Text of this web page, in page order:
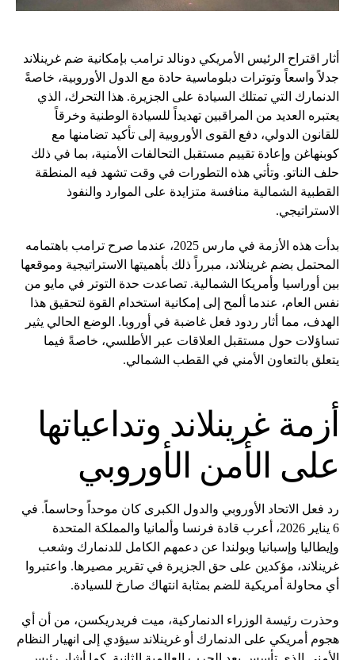
أثار اقتراح الرئيس الأمريكي دونالد ترامب بإمكانية ضم غرينلاند
جدلاً واسعاً وتوترات دبلوماسية حادة مع الدول الأوروبية، خاصةً
الدنمارك التي تمتلك السيادة على الجزيرة. هذا التحرك، الذي
يعتبره العديد من المراقبين تهديداً للسيادة الوطنية وخرقاً
للقانون الدولي، دفع القوى الأوروبية إلى تأكيد تضامنها مع
كوبنهاغن وإعادة تقييم مستقبل التحالفات الأمنية، بما في ذلك
حلف الناتو. وتأتي هذه التطورات في وقت تشهد فيه المنطقة
القطبية الشمالية منافسة متزايدة على الموارد والنفوذ
الاستراتيجي.
بدأت هذه الأزمة في مارس 2025، عندما صرح ترامب باهتمامه
المحتمل بضم غرينلاند، مبرراً ذلك بأهميتها الاستراتيجية وموقعها
بين أوراسيا وأمريكا الشمالية. تصاعدت حدة التوتر في مايو من
نفس العام، عندما ألمح إلى إمكانية استخدام القوة لتحقيق هذا
الهدف، مما أثار ردود فعل غاضبة في أوروبا. الوضع الحالي يثير
تساؤلات حول مستقبل العلاقات عبر الأطلسي، خاصةً فيما
يتعلق بالتعاون الأمني في القطب الشمالي.
أزمة غرينلاند وتداعياتها
على الأمن الأوروبي
رد فعل الاتحاد الأوروبي والدول الكبرى كان موحداً وحاسماً. في
6 يناير 2026، أعرب قادة فرنسا وألمانيا والمملكة المتحدة
وإيطاليا وإسبانيا وبولندا عن دعمهم الكامل للدنمارك وشعب
غرينلاند، مؤكدين على حق الجزيرة في تقرير مصيرها. واعتبروا
أي محاولة أمريكية للضم بمثابة انتهاك صارخ للسيادة.
وحذرت رئيسة الوزراء الدنماركية، ميت فريدريكسن، من أن أي
هجوم أمريكي على الدنمارك أو غرينلاند سيؤدي إلى انهيار النظام